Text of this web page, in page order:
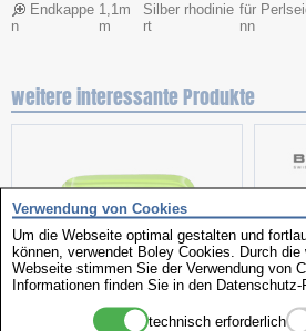
Endkappe
n
1,1m
m
Silber rhodinie
rt
für
nn
weitere interessante Produkte
Clip-Leuchte
Verwendung von Cookies
Um die Webseite optimal gestalten und
können, verwendet Boley Cookies. Durch die
Webseite stimmen Sie der Verwendung von
Informationen finden Sie in den Datenschutz-
technisch erforderlich